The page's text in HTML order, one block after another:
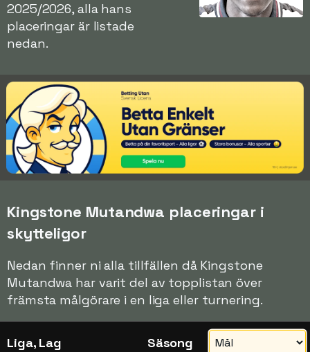
2025/2026, alla hans
placeringar är listade
nedan.
Kingstone Mutandwa placeringar i
skytteligor
Nedan finner ni alla tillfällen då Kingstone
Mutandwa har varit del av topplistan över
främsta målgörare i en liga eller turnering.
Liga, Lag Säsong